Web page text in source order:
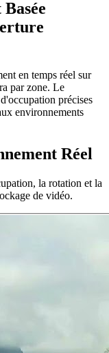
en temps réel sur
par zone. Le
précises
environnements
Réel
la rotation et la
de vidéo.